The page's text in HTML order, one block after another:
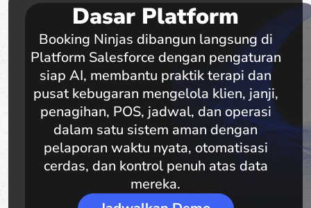
Dasar Platform
Booking Ninjas dibangun langsung di
Platform Salesforce dengan pengaturan
siap AI, membantu praktik terapi dan
pusat kebugaran mengelola klien, janji,
penagihan, POS, jadwal, dan operasi
dalam satu sistem aman dengan
pelaporan waktu nyata, otomatisasi
cerdas, dan kontrol penuh atas data
mereka.